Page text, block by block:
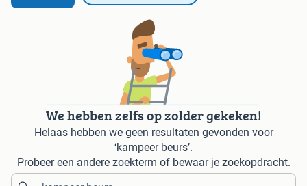
We hebben zelfs op zolder gekeken!
Helaas hebben we geen resultaten gevonden voor
‘kampeer beurs’.
Probeer een andere zoekterm of bewaar je zoekopdracht.